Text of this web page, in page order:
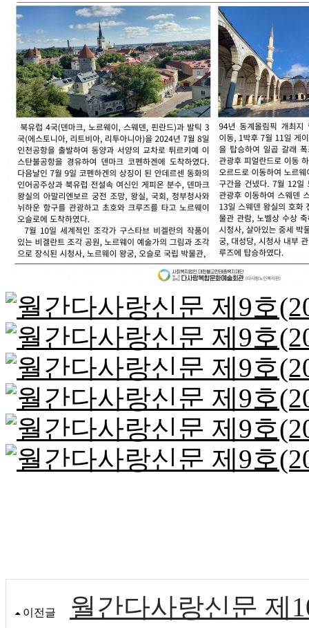
이전글 월간다사랑신문 제